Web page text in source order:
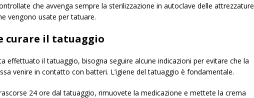
che avvenga sempre la sterilizzazione in autoclave delle attrezzature
vengono usate per tatuare.
curare il tatuaggio
effettuato il tatuaggio, bisogna seguire alcune indicazioni per evitare che la
venire in contatto con batteri. L’igiene del tatuaggio è fondamentale.
24 ore dal tatuaggio, rimuovete la medicazione e mettete la crema